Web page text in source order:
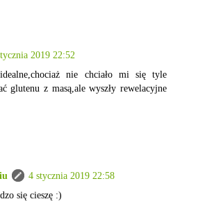
2019 22:52
nie chciało mi się tyle
glutenu z masą,ale wyszły rewelacyjne
4 stycznia 2019 22:58
się cieszę :)